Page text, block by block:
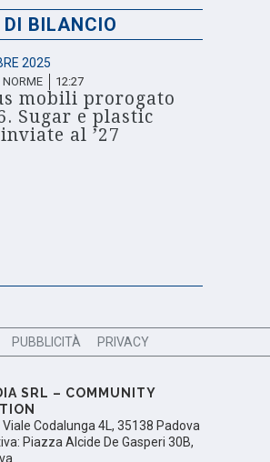
DI BILANCIO
2025
NORME 12:27
mobili prorogato
Sugar e plastic
al ’27
PUBBLICITÀ PRIVACY
SRL – COMMUNITY
Codalunga 4L, 35138 Padova
Piazza Alcide De Gasperi 30B,